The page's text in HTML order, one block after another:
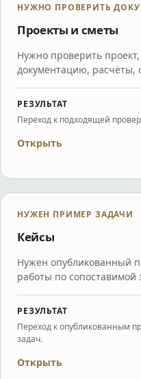
НУЖНО ПРОВЕРИТЬ
Проекты и сметы
Нужно проверить
документацию, расчёты,
РЕЗУЛЬТАТ
Переход к подходящей
Открыть
НУЖЕН ПРИМЕР ЗАДАЧИ
Кейсы
Нужен опубликованный
работы по сопоставимой
РЕЗУЛЬТАТ
Переход к опубликованным
задач.
Открыть